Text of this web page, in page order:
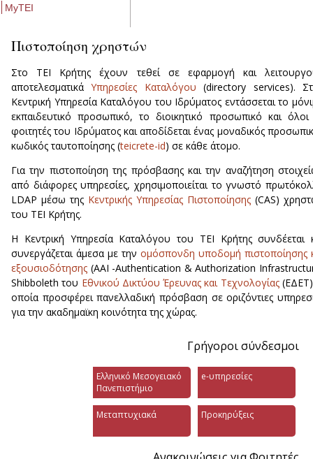
MyTEI
Πιστοποίηση χρηστών
Στο ΤΕΙ Κρήτης έχουν τεθεί σε εφαρμογή και
αποτελεσματικάΥπηρεσίες Καταλόγου (directory services).
Κεντρική Υπηρεσία Καταλόγου του Ιδρύματος εντάσσεται το
εκπαιδευτικό προσωπικό, το διοικητικό προσωπικό και όλοι
φοιτητές του Ιδρύματος και αποδίδεται ένας μοναδικός
κωδικός ταυτοποίησης (teicrete-id) σε κάθε άτομο.
Για την πιστοποίηση της πρόσβασης και την αναζήτηση
από διάφορες υπηρεσίες, χρησιμοποιείται το γνωστό
LDAP μέσω της Κεντρικής Υπηρεσίας Πιστοποίησης (CAS)
του ΤΕΙ Κρήτης.
Η Κεντρική Υπηρεσία Καταλόγου του ΤΕΙ Κρήτης συνδέεται
συνεργάζεται άμεσα με την ομόσπονδη υποδομή πιστοποίησης
εξουσιοδότησης (ΑΑΙ -Authentication & Authorization
Shibboleth του Εθνικού Δικτύου Έρευνας και Τεχνολογίας
οποία προσφέρει πανελλαδική πρόσβαση σε οριζόντιες
για την ακαδημαϊκη κοινότητα της χώρας.
Γρήγοροι σύνδεσμοι
Ελληνικό Μεσογειακό
Πανεπιστήμιο
e-υπηρεσίες
Μεταπτυχιακά Προκηρύξεις